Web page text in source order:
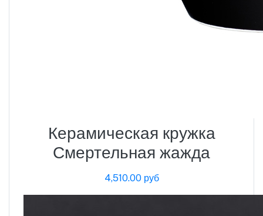
Керамическая кружка
Смертельная жажда
4,510.00 руб